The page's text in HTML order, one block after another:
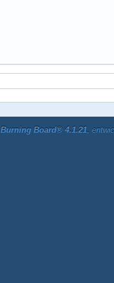
Burning Board® 4.1.21,